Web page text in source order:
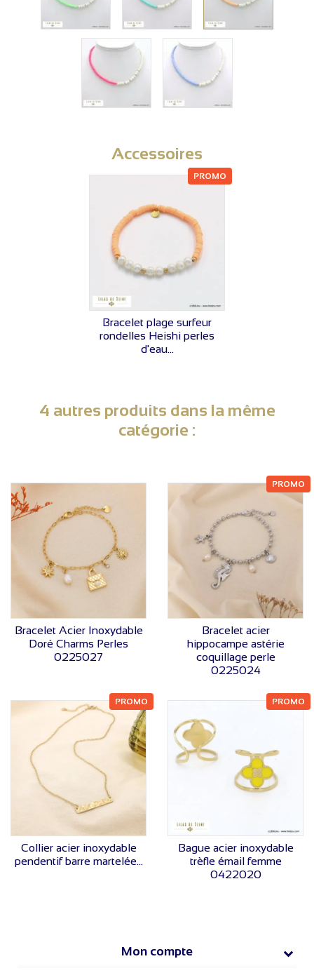
Accessoires
VOIR LE PRIX
Bracelet plage surfeur
rondelles Heishi perles
d'eau...
PROMO
4 autres produits dans la même
catégorie :
VOIR LE PRIX
Bracelet Acier Inoxydable
Doré Charms Perles
0225027
VOIR LE PRIX
Bracelet acier
hippocampe astérie
coquillage perle
0225024
PROMO
VOIR LE PRIX
Collier acier inoxydable
pendentif barre martelée...
PROMO
VOIR LE PRIX
Bague acier inoxydable
trèfle émail femme
0422020
PROMO
Mon compte